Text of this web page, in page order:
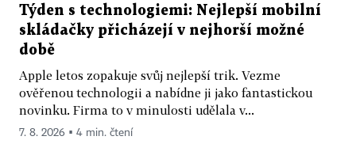
Týden s technologiemi: Nejlepší mobilní
skládačky přicházejí v nejhorší možné
době
Apple letos zopakuje svůj nejlepší trik. Vezme
ověřenou technologii a nabídne ji jako fantastickou
novinku. Firma to v minulosti udělala v...
7. 8. 2026 ▪ 4 min. čtení